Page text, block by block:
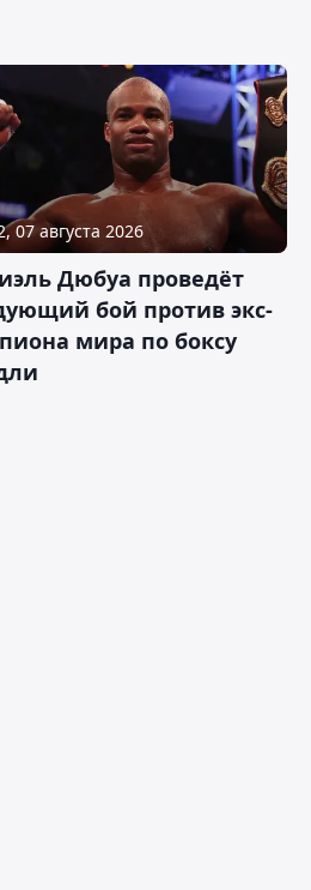
07 августа 2026
Дюбуа проведёт
бой против экс-
мира по боксу